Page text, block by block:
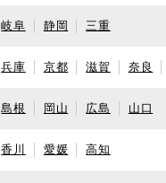
岐阜 静岡 三重
兵庫 京都 滋賀 奈良
島根 岡山 広島 山口
香川 愛媛 高知